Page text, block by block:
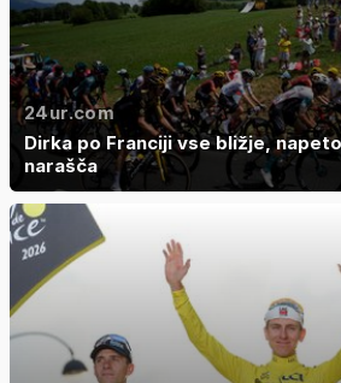
24ur.com
Dirka po Franciji vse bližje,
narašča